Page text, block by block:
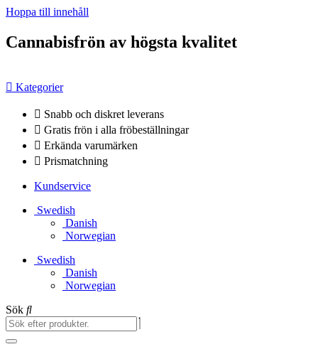
Hoppa till innehåll
Cannabisfrön av högsta kvalitet
Kategorier
Snabb och diskret leverans
Gratis frön i alla fröbeställningar
Erkända varumärken
Prismatchning
Kundservice
Swedish
Danish
Norwegian
Swedish
Danish
Norwegian
Sök